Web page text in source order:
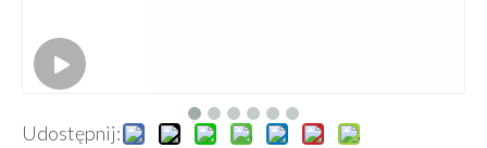
Udostępnij: